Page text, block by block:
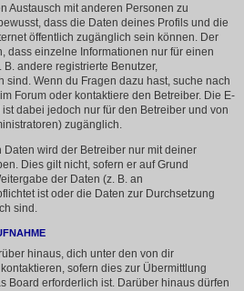
Austausch mit anderen Personen zu
dass die Daten deines Profils und die
öffentlich zugänglich sein können. Der
dass einzelne Informationen nur für einen
andere registrierte Benutzer,
sind. Wenn du Fragen dazu hast, suche nach
Forum oder kontaktiere den Betreiber. Die E-
dabei jedoch nur für den Betreiber und von
zugänglich.
wird der Betreiber nur mit deiner
Dies gilt nicht, sofern er auf Grund
der Daten (z. B. an
ist oder die Daten zur Durchsetzung
sind.
hinaus, dich unter den von dir
sofern dies zur Übermittlung
Board erforderlich ist. Darüber hinaus dürfen